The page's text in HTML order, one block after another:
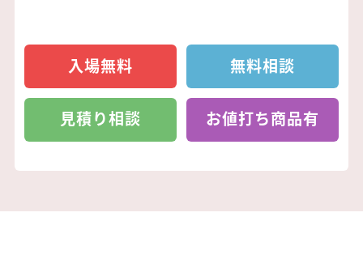
入場無料 無料相談
見積り相談 お値打ち商品有